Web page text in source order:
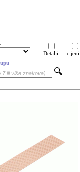
Detalji
cijeni